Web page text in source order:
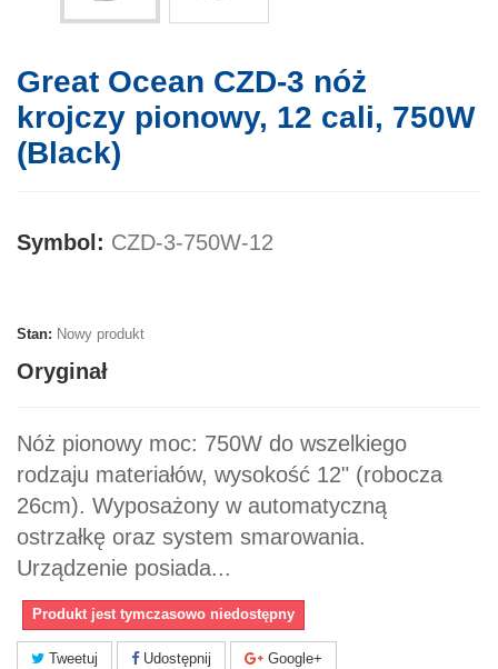
Great Ocean CZD-3 nóż
krojczy pionowy, 12 cali, 750W
(Black)
Symbol: CZD-3-750W-12
Stan: Nowy produkt
Oryginał
Nóż pionowy moc: 750W do wszelkiego
rodzaju materiałów, wysokość 12" (robocza
26cm). Wyposażony w automatyczną
ostrzałkę oraz system smarowania.
Urządzenie posiada...
Produkt jest tymczasowo niedostępny
Tweetuj Udostępnij Google+